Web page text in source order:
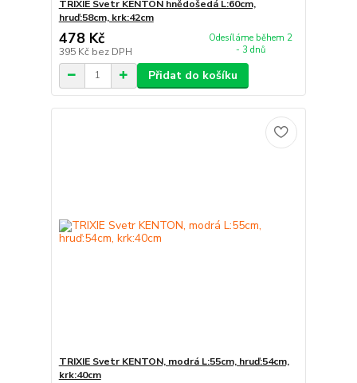
TRIXIE Svetr KENTON hnědošedá L:60cm,
hruď:58cm, krk:42cm
478 Kč
395 Kč bez DPH
Odesíláme během 2
- 3 dnů
Přidat do košíku
TRIXIE Svetr KENTON, modrá L:55cm, hruď:54cm,
krk:40cm